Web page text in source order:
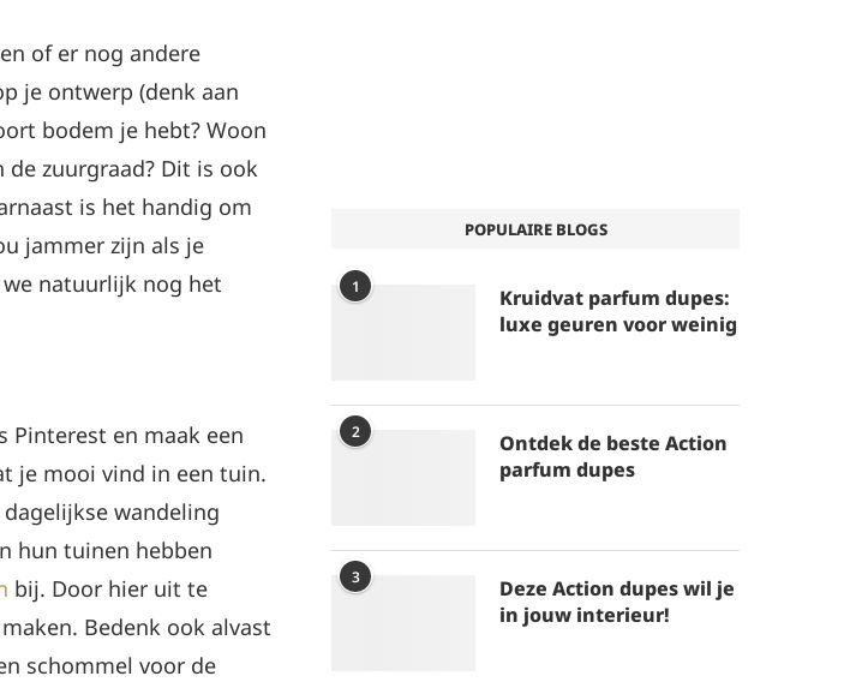
of er nog andere
je ontwerp (denk aan
bodem je hebt? Woon
de zuurgraad? Dit is ook
is het handig om
jammer zijn als je
natuurlijk nog het
Pinterest en maak een
je mooi vind in een tuin.
wandeling
hun tuinen hebben
bij. Door hier uit te
Bedenk ook alvast
schommel voor de
POPULAIRE BLOGS
1
Kruidvat parfum dupes:
luxe geuren voor weinig
2
Ontdek de beste Action
parfum dupes
3
Deze Action dupes wil je
in jouw interieur!